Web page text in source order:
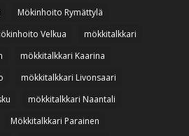
Mökinhoito Rymättylä
Velkua
mökkitalkkari
mökkitalkkari Kaarina
mökkitalkkari Livonsaari
mökkitalkkari Naantali
Mökkitalkkari Parainen